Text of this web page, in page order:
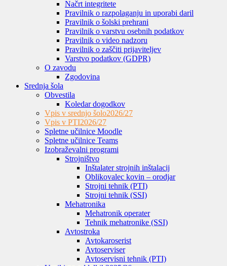
Načrt integritete
Pravilnik o razpolaganju in uporabi daril
Pravilnik o šolski prehrani
Pravilnik o varstvu osebnih podatkov
Pravilnik o video nadzoru
Pravilnik o zaščiti prijaviteljev
Varstvo podatkov (GDPR)
O zavodu
Zgodovina
Srednja šola
Obvestila
Koledar dogodkov
Vpis v srednjo šolo2026/27
Vpis v PTI2026/27
Spletne učilnice Moodle
Spletne učilnice Teams
Izobraževalni programi
Strojništvo
Inštalater strojnih inštalacij
Oblikovalec kovin – orodjar
Strojni tehnik (PTI)
Strojni tehnik (SSI)
Mehatronika
Mehatronik operater
Tehnik mehatronike (SSI)
Avtostroka
Avtokaroserist
Avtoserviser
Avtoservisni tehnik (PTI)